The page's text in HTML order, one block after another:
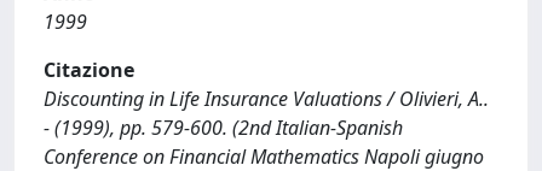
1999
Citazione
Discounting in Life Insurance Valuations / Olivieri, A..
- (1999), pp. 579-600. (2nd Italian-Spanish
Conference on Financial Mathematics Napoli giugno